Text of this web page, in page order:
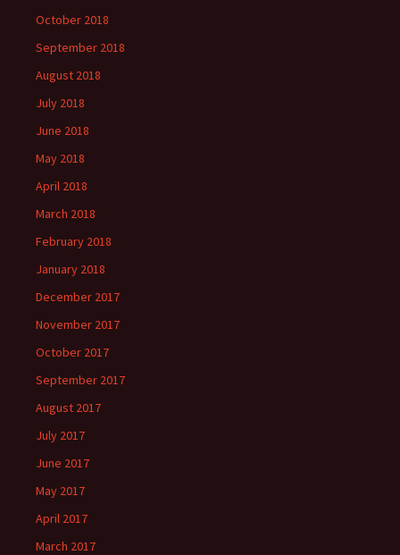
October 2018
September 2018
August 2018
July 2018
June 2018
May 2018
April 2018
March 2018
February 2018
January 2018
December 2017
November 2017
October 2017
September 2017
August 2017
July 2017
June 2017
May 2017
April 2017
March 2017